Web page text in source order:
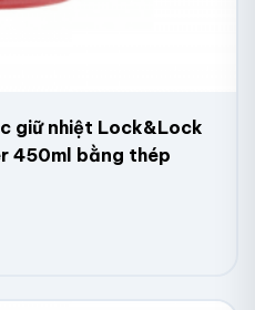
giữ nhiệt Lock&Lock
450ml bằng thép